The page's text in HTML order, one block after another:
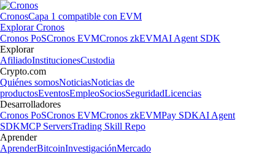
CronosCapa 1 compatible con EVM
Explorar Cronos
Cronos PoSCronos EVMCronos zkEVMAI Agent SDK
Explorar
AfiliadoInstitucionesCustodia
Crypto.com
Quiénes somosNoticiasNoticias de
productosEventosEmpleoSociosSeguridadLicencias
Desarrolladores
Cronos PoSCronos EVMCronos zkEVMPay SDKAI Agent
SDKMCP ServersTrading Skill Repo
Aprender
AprenderBitcoinInvestigaciónMercado